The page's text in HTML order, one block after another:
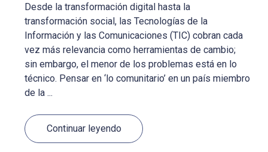
Desde la transformación digital hasta la
transformación social, las Tecnologías de la
Información y las Comunicaciones (TIC) cobran cada
vez más relevancia como herramientas de cambio;
sin embargo, el menor de los problemas está en lo
técnico. Pensar en ‘lo comunitario’ en un país miembro
de la ...
Continuar leyendo